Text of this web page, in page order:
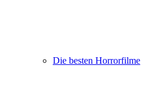
Die besten Horrorfilme